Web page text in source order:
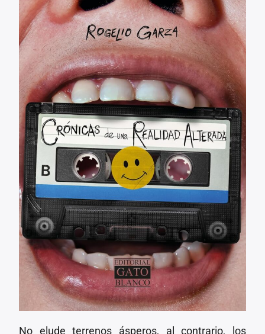
No elude terrenos ásperos, al contrario, los